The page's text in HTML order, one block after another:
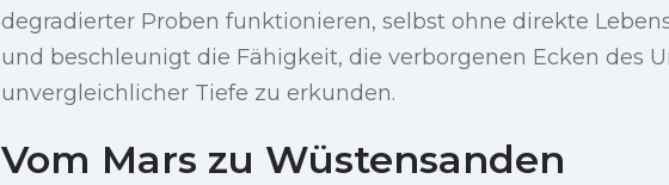
degradierter Proben funktionieren, selbst ohne direkte
und beschleunigt die Fähigkeit, die verborgenen Ecken des
unvergleichlicher Tiefe zu erkunden.
Vom Mars zu Wüstensanden